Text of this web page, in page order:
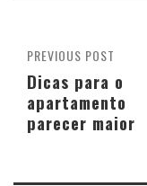
PREVIOUS POST
Dicas para o
apartamento
parecer maior